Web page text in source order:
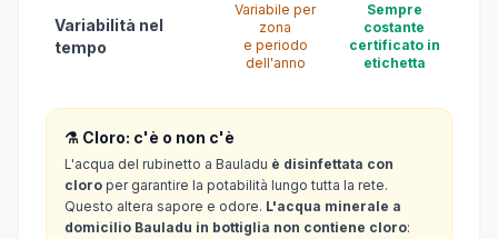
Variabilità nel
tempo
Variabile per
zona
e periodo
dell'anno
Sempre
costante
certificato in
etichetta
⚗️ Cloro: c'è o non c'è
L'acqua del rubinetto a Bauladu è disinfettata con
cloro per garantire la potabilità lungo tutta la rete.
Questo altera sapore e odore. L'acqua minerale a
domicilio Bauladu in bottiglia non contiene cloro: